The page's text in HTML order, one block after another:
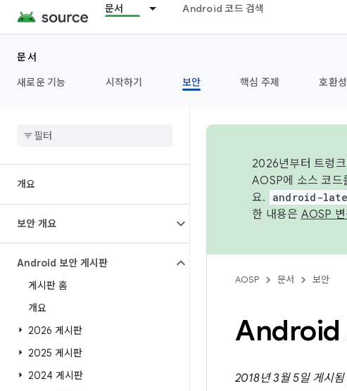
문서 Android 코드 검색
문서
새로운 기능
시작하기 보안 핵심 주제 호환성
개요
보안 개요
Android 보안 게시판
게시판 홈
개요
2026 게시판
2025 게시판
2024 게시판
2026년부터 트렁
AOSP에 소스 코드
요.
android-
한 내용은 AOSP
AOSP 문서 보안
Android
2018년 3월 5일 게시